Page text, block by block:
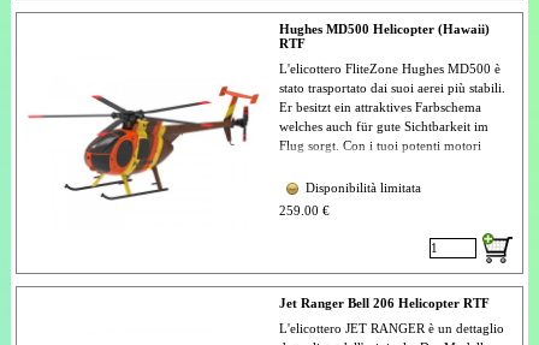
stabile quando si abbassa semplicemente
il trasmettitore: fantastico!
Hughes MD500 Helicopter (Hawaii)
RTF
L'elicottero FliteZone Hughes MD500 è
stato trasportato dai suoi aerei più stabili.
Er besitzt ein attraktives Farbschema
welches auch für gute Sichtbarkeit im
Flug sorgt. Con i tuoi potenti motori
raggio di azione collettivo e un flusso di
228 g è anche per il volo in libertà.
Aupacken und Fliegen! Die Hughes
MD500 profitiert eindeutig von der
Drohnentechnologie. Funktionen wie
Knopfdruck sind ebenso möglich wie der
Disponibilità limitata
259.00 €
Jet Ranger Bell 206 Helicopter RTF
L'elicottero JET RANGER è un dettaglio